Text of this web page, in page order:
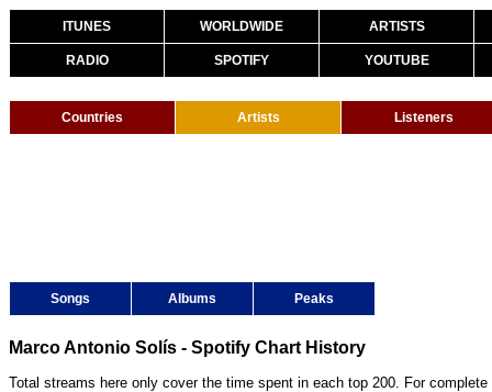
ITUNES WORLDWIDE ARTISTS
RADIO SPOTIFY YOUTUBE
Countries Artists Listeners
Songs Albums Peaks
Marco Antonio Solís - Spotify Chart History
Total streams here only cover the time spent in each top 200. For